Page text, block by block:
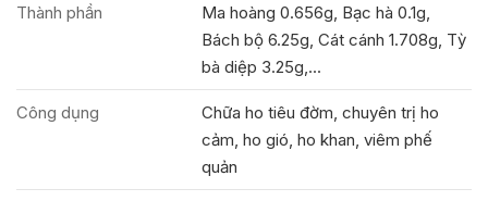
Thành phần
Ma hoàng 0.656g, Bạc hà 0.1g,
Bách bộ 6.25g, Cát cánh 1.708g, Tỳ
bà diệp 3.25g,...
Công dụng
Chữa ho tiêu đờm, chuyên trị ho
cảm, ho gió, ho khan, viêm phế
quản